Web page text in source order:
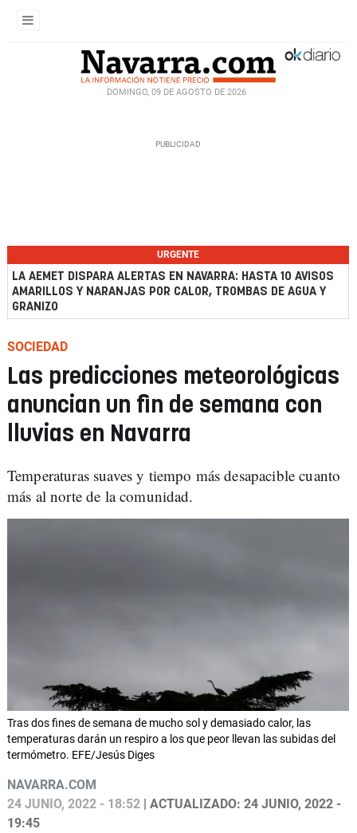
DOMINGO, 09 DE AGOSTO DE 2026
URGENTE
LA AEMET DISPARA ALERTAS EN NAVARRA: HASTA 10 AVISOS
AMARILLOS Y NARANJAS POR CALOR, TROMBAS DE AGUA Y
GRANIZO
SOCIEDAD
Las predicciones meteorológicas
anuncian un fin de semana con
lluvias en Navarra
Temperaturas suaves y tiempo más desapacible cuanto
más al norte de la comunidad.
Tras dos fines de semana de mucho sol y demasiado calor, las
temperaturas darán un respiro a los que peor llevan las subidas del
termómetro. EFE/Jesús Diges
NAVARRA.COM
24 JUNIO, 2022 - 18:52 | ACTUALIZADO: 24 JUNIO, 2022 -
19:45